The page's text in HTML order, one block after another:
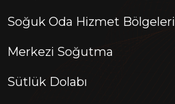
Soğuk Oda Hizmet Bölgeleri
Merkezi Soğutma
Sütlük Dolabı